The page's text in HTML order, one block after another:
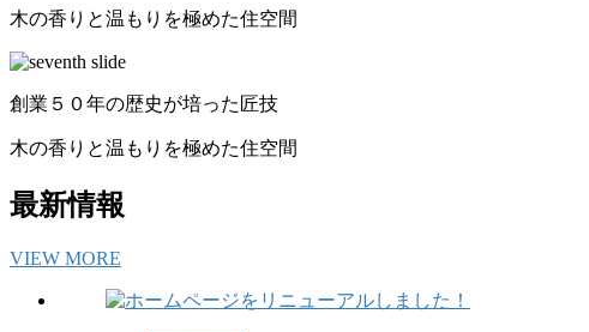
木の香りと温もりを極めた住空間
創業５０年の歴史が培った匠技
木の香りと温もりを極めた住空間
最新情報
VIEW MORE